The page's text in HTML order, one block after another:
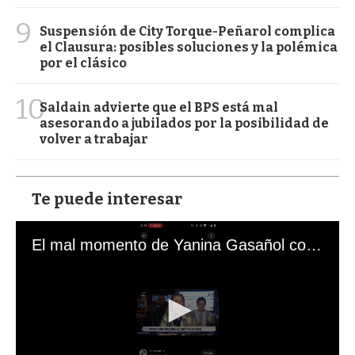
9
Suspensión de City Torque-Peñarol complica
el Clausura: posibles soluciones y la polémica
por el clásico
10Saldain advierte que el BPS está mal
asesorando a jubilados por la posibilidad de
volver a trabajar
Te puede interesar
El mal momento de Yanina Gasañol con un hincha argentino en "Subrayado"